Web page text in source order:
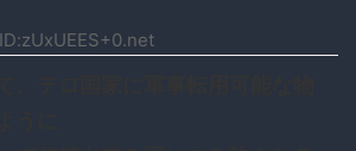
ID:zUxUEES+0.net